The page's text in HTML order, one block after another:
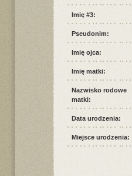
Imię #3:
Pseudonim:
Imię ojca:
Imię matki:
Nazwisko rodowe
matki:
Data urodzenia:
Miejsce urodzenia: